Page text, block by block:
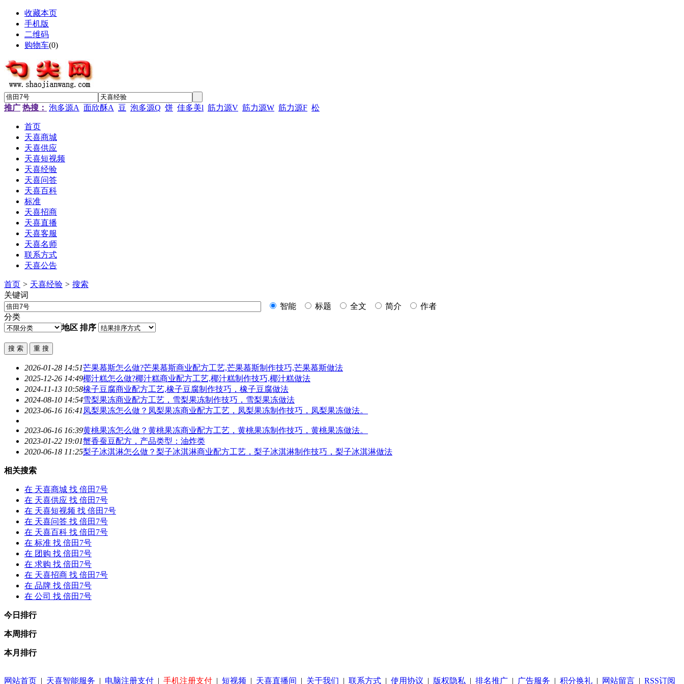
收藏本页
手机版
二维码
购物车(0)
推广 热搜： 泡多源A 面欣酥A 豆 泡多源Q 饼 佳多美l 筋力源V 筋力源W 筋力源F 松
首页
天喜商城
天喜供应
天喜短视频
天喜经验
天喜问答
天喜百科
标准
天喜招商
天喜直播
天喜客服
天喜名师
联系方式
天喜公告
首页 > 天喜经验 > 搜索
关键词
智能
标题 全文 简介
作者
分类
地区 排序
2026-01-28 14:51芒果慕斯怎么做?芒果慕斯商业配方工艺,芒果慕斯制作技巧,芒果慕斯做法
2025-12-26 14:49椰汁糕怎么做?椰汁糕商业配方工艺,椰汁糕制作技巧,椰汁糕做法
2024-11-13 10:58橡子豆腐商业配方工艺,橡子豆腐制作技巧，橡子豆腐做法
2024-08-10 14:54雪梨果冻商业配方工艺，雪梨果冻制作技巧，雪梨果冻做法
2023-06-16 16:41 凤梨果冻怎么做？凤梨果冻商业配方工艺，凤梨果冻制作技巧，凤梨果冻做法。
2023-06-16 16:39黄桃果冻怎么做？黄桃果冻商业配方工艺，黄桃果冻制作技巧，黄桃果冻做法。
2023-01-22 19:01蟹香蚕豆配方，产品类型：油炸类
2020-06-18 11:25梨子冰淇淋怎么做？梨子冰淇淋商业配方工艺，梨子冰淇淋制作技巧，梨子冰淇淋做法
相关搜索
在 天喜商城 找 倍田7号
在 天喜供应 找 倍田7号
在 天喜短视频 找 倍田7号
在 天喜问答 找 倍田7号
在 天喜百科 找 倍田7号
在 标准 找 倍田7号
在 团购 找 倍田7号
在 求购 找 倍田7号
在 天喜招商 找 倍田7号
在 品牌 找 倍田7号
在 公司 找 倍田7号
今日排行
本周排行
本月排行
网站首页 | 天喜智能服务 | 电脑注册支付 | 手机注册支付 | 短视频 | 天喜直播间 | 关于我们 | 联系方式 | 使用协议 | 版权隐私 | 排名推广 | 广告服务 | 积分换礼 | 网站留言 | RSS订阅